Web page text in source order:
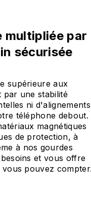
multipliée par
sécurisée
supérieure aux
par une stabilité
ni d'alignements
téléphone debout.
magnétiques
de protection, à
à nos gourdes
et vous offre
pouvez